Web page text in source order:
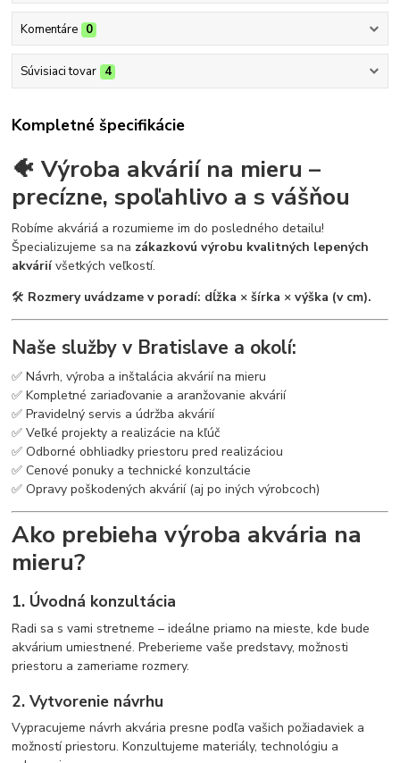
Komentáre 0
Súvisiaci tovar 4
Kompletné špecifikácie
🐠 Výroba akvárií na mieru –
precízne, spoľahlivo a s vášňou
Robíme akváriá a rozumieme im do posledného detailu!
Špecializujeme sa na zákazkovú výrobu kvalitných lepených
akváriívšetkých veľkostí.
🛠 Rozmery uvádzame v poradí: dĺžka × šírka × výška (v cm).
Naše služby v Bratislave a okolí:
✅ Návrh, výroba a inštalácia akvárií na mieru
✅ Kompletné zariaďovanie a aranžovanie akvárií
✅ Pravidelný servis a údržba akvárií
✅ Veľké projekty a realizácie na kľúč
✅ Odborné obhliadky priestoru pred realizáciou
✅ Cenové ponuky a technické konzultácie
✅ Opravy poškodených akvárií (aj po iných výrobcoch)
Ako prebieha výroba akvária na
mieru?
1. Úvodná konzultácia
Radi sa s vami stretneme – ideálne priamo na mieste, kde bude
akvárium umiestnené. Preberieme vaše predstavy, možnosti
priestoru a zameriame rozmery.
2. Vytvorenie návrhu
Vypracujeme návrh akvária presne podľa vašich požiadaviek a
možností priestoru. Konzultujeme materiály, technológiu a